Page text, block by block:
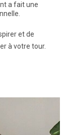
a fait une
et de
à votre tour.